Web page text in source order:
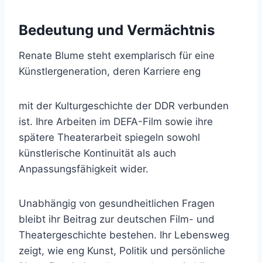
Bedeutung und Vermächtnis
Renate Blume steht exemplarisch für eine
Künstlergeneration, deren Karriere eng
mit der Kulturgeschichte der DDR verbunden
ist. Ihre Arbeiten im DEFA-Film sowie ihre
spätere Theaterarbeit spiegeln sowohl
künstlerische Kontinuität als auch
Anpassungsfähigkeit wider.
Unabhängig von gesundheitlichen Fragen
bleibt ihr Beitrag zur deutschen Film- und
Theatergeschichte bestehen. Ihr Lebensweg
zeigt, wie eng Kunst, Politik und persönliche